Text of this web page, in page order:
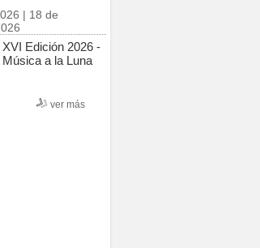
| 18 de
XVI Edición 2026 -
Música a la Luna
ver más